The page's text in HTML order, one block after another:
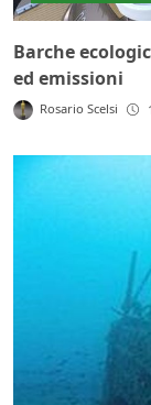
Barche
ed emissioni
Rosario Scelsi